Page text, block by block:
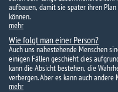
aufbauen, damit sie später ihren
können.
mehr
Wie folgt man einer Person?
Auch uns nahestehende Menschen
einigen Fällen geschieht dies
kann die Absicht bestehen, die
verbergen. Aber es kann auch andere
mehr